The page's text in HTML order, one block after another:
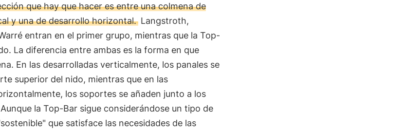
que hay que hacer es entre una colmena de
y una de desarrollo horizontal.Langstroth,
entran en el primer grupo, mientras que la Top-
La diferencia entre ambas es la forma en que
En las desarrolladas verticalmente, los panales se
superior del nido, mientras que en las
los soportes se añaden junto a los
la Top-Bar sigue considerándose un tipo de
que satisface las necesidades de las